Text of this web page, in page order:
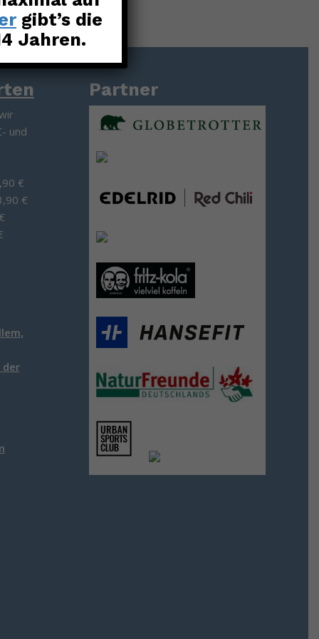
und
€
€
der
Partner
gibt’s die
Jahren.